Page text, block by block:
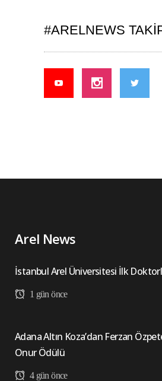
#ARELNEWS
Arel News
İstanbul Arel Üniversitesi İlk
1 gün önce
Adana Altın Koza’dan Ferzan
Onur Ödülü
4 gün önce